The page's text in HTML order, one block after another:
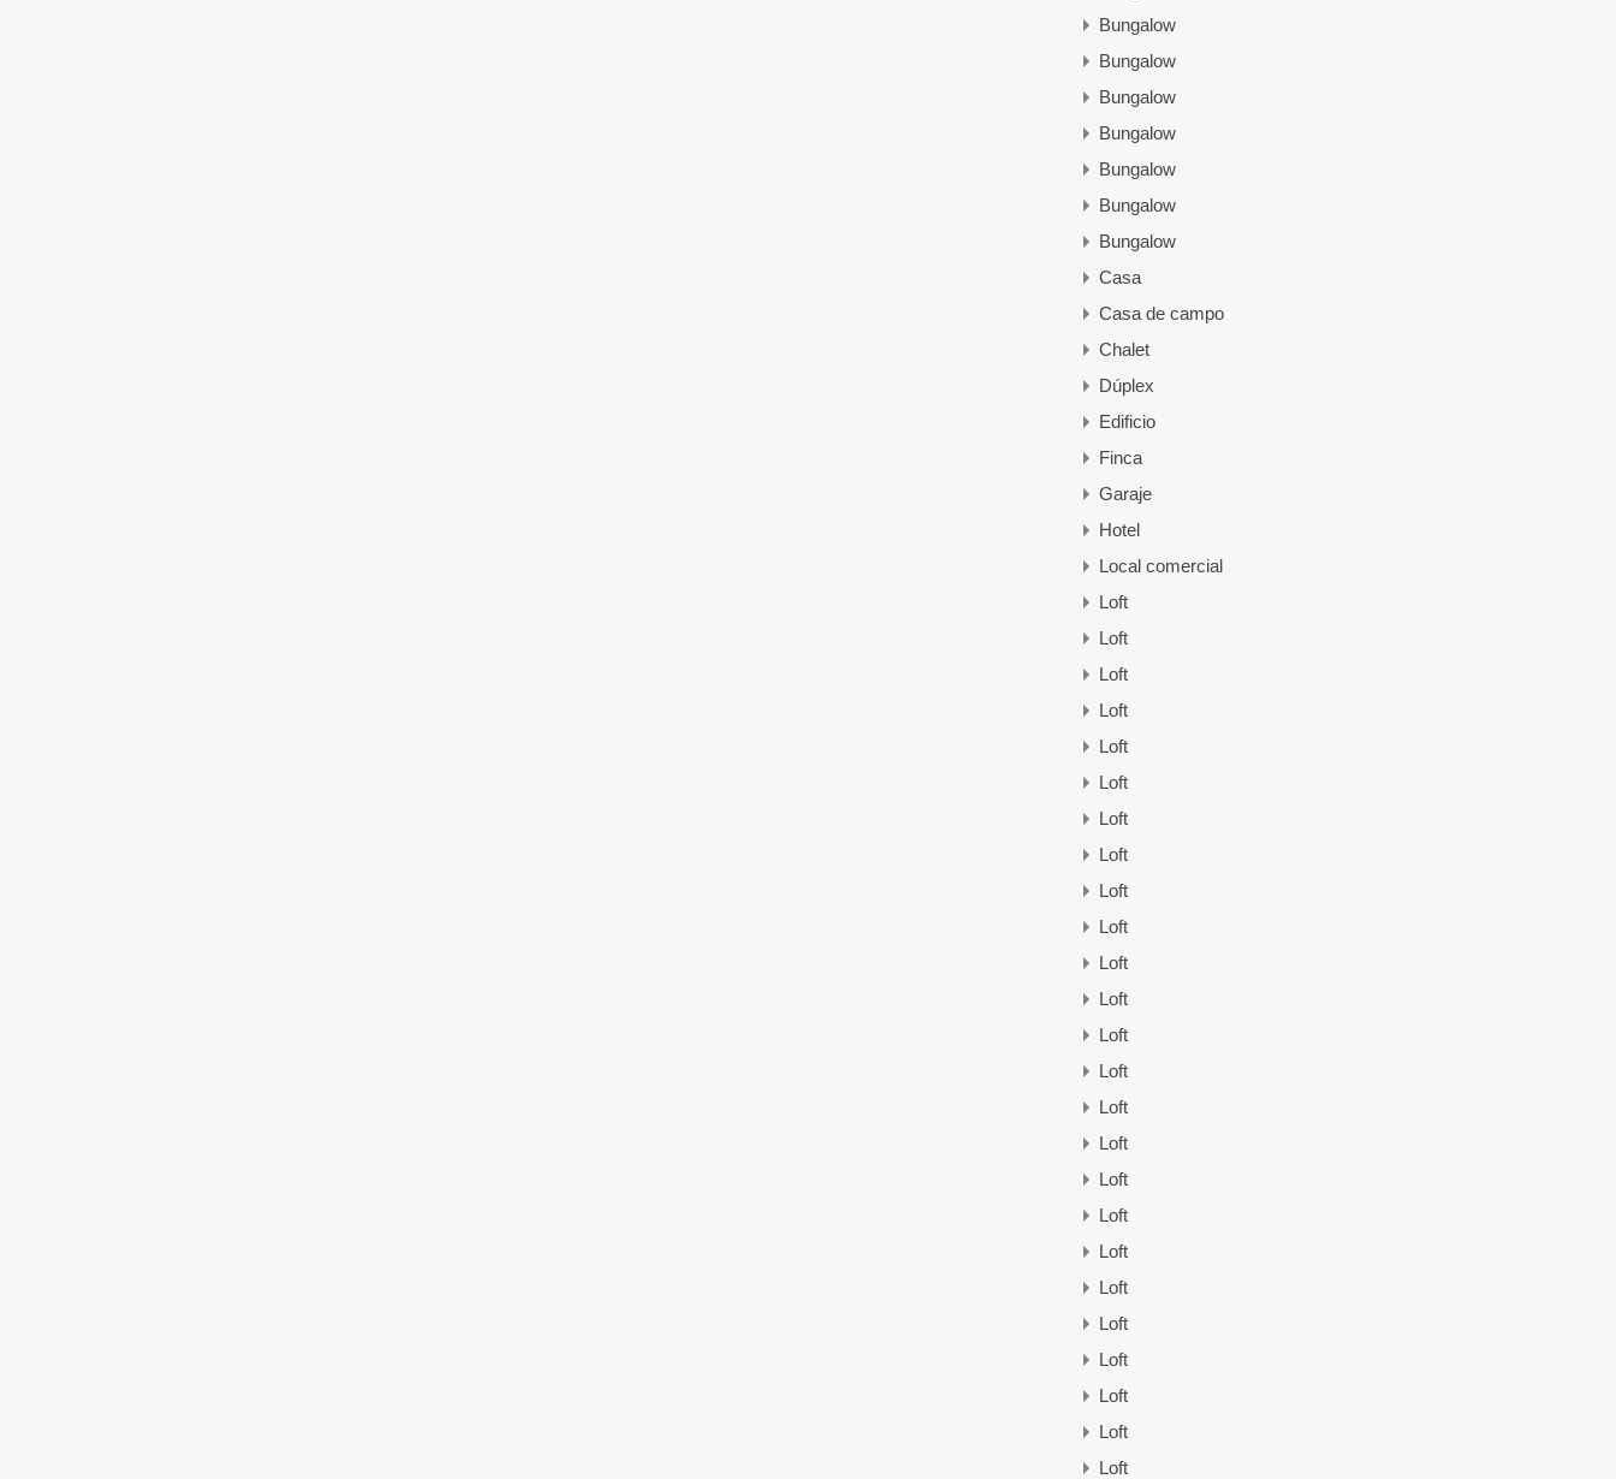
Bungalow
Bungalow
Bungalow
Bungalow
Bungalow
Bungalow
Bungalow
Casa
Casa de campo
Chalet
Dúplex
Edificio
Finca
Garaje
Hotel
Local comercial
Loft
Loft
Loft
Loft
Loft
Loft
Loft
Loft
Loft
Loft
Loft
Loft
Loft
Loft
Loft
Loft
Loft
Loft
Loft
Loft
Loft
Loft
Loft
Loft
Loft